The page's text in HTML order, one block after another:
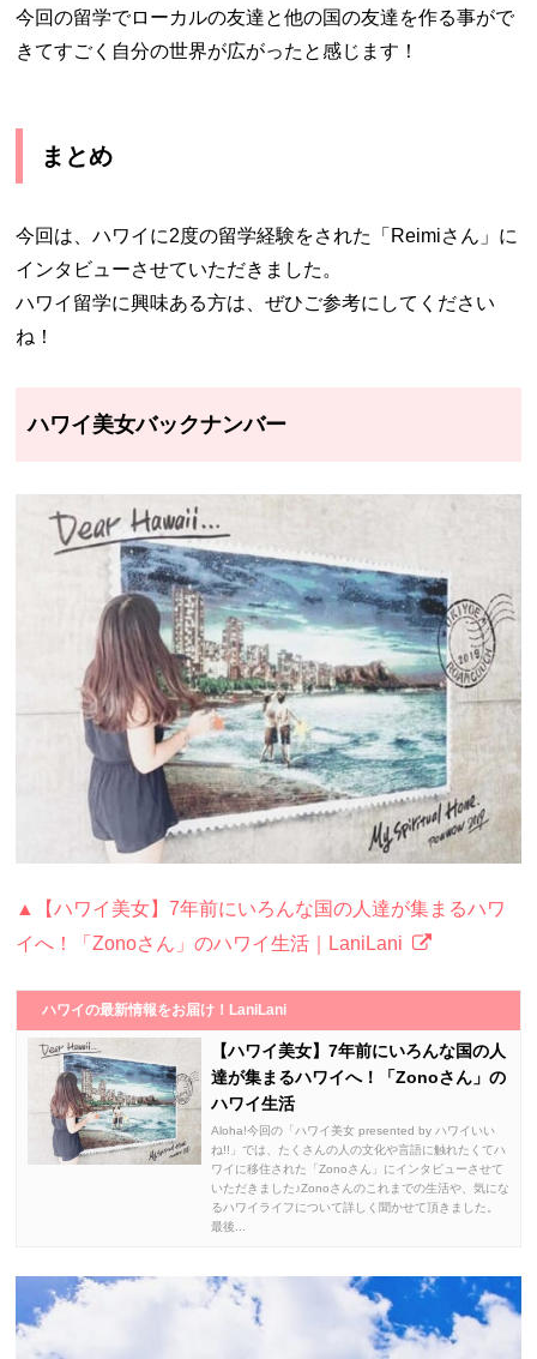
今回の留学でローカルの友達と他の国の友達を作る事がで
きてすごく自分の世界が広がったと感じます！
まとめ
今回は、ハワイに2度の留学経験をされた「Reimiさん」に
インタビューさせていただきました。
ハワイ留学に興味ある方は、ぜひご参考にしてください
ね！
ハワイ美女バックナンバー
▲【ハワイ美女】7年前にいろんな国の人達が集まるハワ
イへ！「Zonoさん」のハワイ生活｜LaniLani
ハワイの最新情報をお届け！LaniLani
【ハワイ美女】7年前にいろんな国の人
達が集まるハワイへ！「Zonoさん」の
ハワイ生活
Aloha!今回の「ハワイ美女 presented by ハワイいい
ね!!」では、たくさんの人の文化や言語に触れたくてハ
ワイに移住された「Zonoさん」にインタビューさせて
いただきました♪Zonoさんのこれまでの生活や、気にな
るハワイライフについて詳しく聞かせて頂きました。
最後...